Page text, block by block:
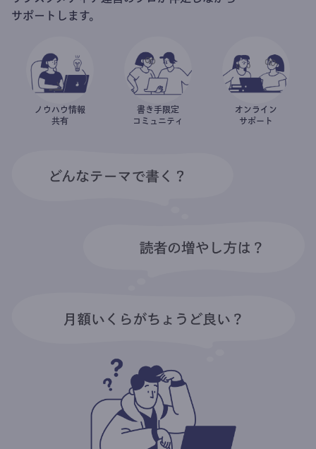
サポートします。
ノウハウ情報
共有
書き手限定
コミュニティ
オンライン
サポート